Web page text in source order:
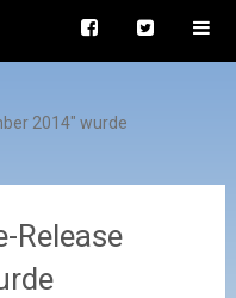
2014″ wurde
Release